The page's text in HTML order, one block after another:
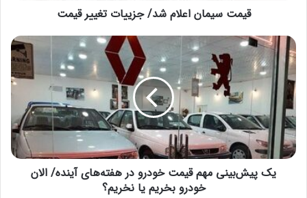
کرونا در ایران تمام نشده است/
خطر جهش سویه جدید در
کشورهای دیگر
6 ژوئن 2022
ل
ا
م
ش
د
/
ج
ز
ی
قیمت سیمان اعلام شد/ جزییات تغییر قیمت
ی
ک
پ
ی
ش‌
ب
ی
ن
ی
یک پیش‌بینی مهم قیمت خودرو در هفته‌های آینده/ الان
خودرو بخریم یا نخریم؟